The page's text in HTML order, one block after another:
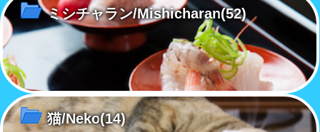
ミシチャラン/Mishicharan(52)
猫/Neko(14)